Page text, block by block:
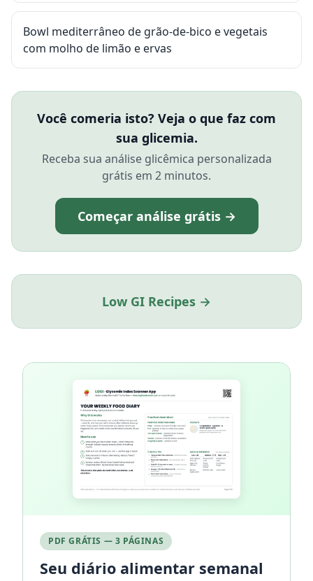
Bowl mediterrâneo de grão-de-bico e vegetais
com molho de limão e ervas
Você comeria isto? Veja o que faz com
sua glicemia.
Receba sua análise glicêmica personalizada
grátis em 2 minutos.
Começar análise grátis →
Low GI Recipes →
PDF GRÁTIS — 3 PÁGINAS
Seu diário alimentar semanal